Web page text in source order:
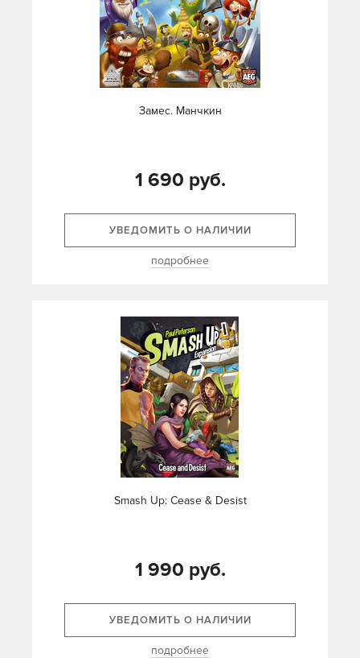
Замес. Манчкин
1 690 руб.
УВЕДОМИТЬ О НАЛИЧИИ
подробнее
Smash Up: Cease & Desist
1 990 руб.
УВЕДОМИТЬ О НАЛИЧИИ
подробнее